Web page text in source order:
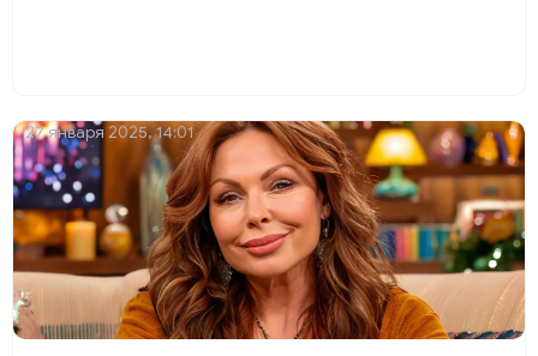
27 января 2025, 14:01